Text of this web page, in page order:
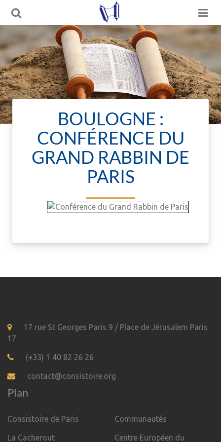
BOULOGNE :
CONFÉRENCE DU
GRAND RABBIN DE
PARIS
17 rue St Georges Paris 9 / Place de Jérusalem Paris
17
(+33) 1 40 82 26 26
contact@consistoire.org
Plan
Consistoire de Paris
La Cacherout
Communautés
Centre Européen du